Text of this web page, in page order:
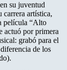
su juventud
carrera artística,
película “Alto
actuó por primera
grabó para el
de los